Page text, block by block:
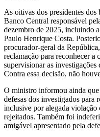
As oitivas dos presidentes
Banco Central responsável
dezembro de 2025, incluindo
Paulo Henrique Costa.
procurador-geral da
reclamação para reconhecer a
supervisionar as
Contra essa decisão, não
O ministro informou ainda que
defesas dos investigados para
inclusive por alegada
rejeitados. Também foi
amigável apresentado pela